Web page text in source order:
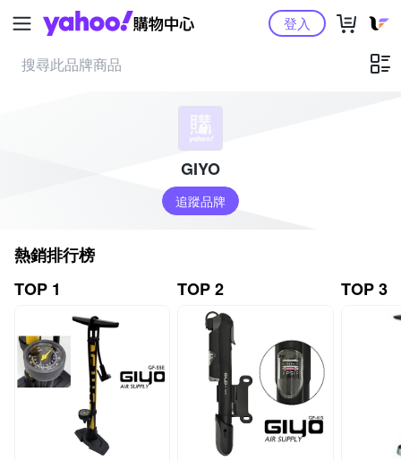
Yahoo購物中心登入
GIYO
追蹤品牌
熱銷排行榜
TOP 1
TOP 2 TOP 3